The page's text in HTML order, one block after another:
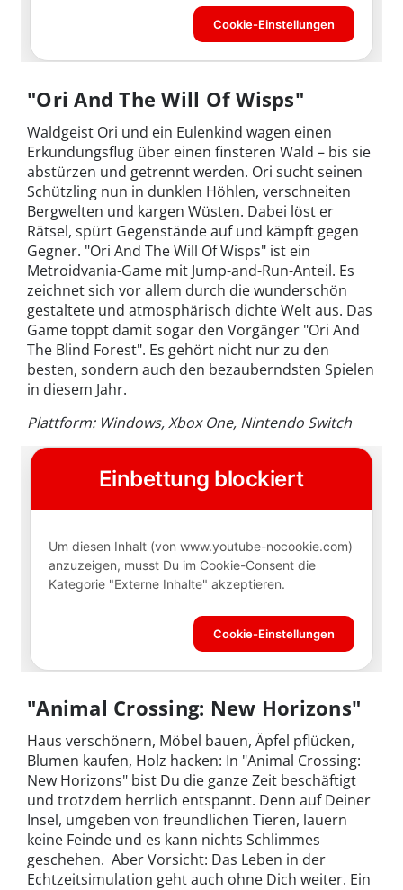
"Ori And The Will Of Wisps"
Waldgeist Ori und ein Eulenkind wagen einen
Erkundungsflug über einen finsteren Wald – bis sie
abstürzen und getrennt werden. Ori sucht seinen
Schützling nun in dunklen Höhlen, verschneiten
Bergwelten und kargen Wüsten. Dabei löst er
Rätsel, spürt Gegenstände auf und kämpft gegen
Gegner. "Ori And The Will Of Wisps" ist ein
Metroidvania-Game mit Jump-and-Run-Anteil. Es
zeichnet sich vor allem durch die wunderschön
gestaltete und atmosphärisch dichte Welt aus. Das
Game toppt damit sogar den Vorgänger "Ori And
The Blind Forest". Es gehört nicht nur zu den
besten, sondern auch den bezauberndsten Spielen
in diesem Jahr.
Plattform: Windows, Xbox One, Nintendo Switch
"Animal Crossing: New Horizons"
Haus verschönern, Möbel bauen, Äpfel pflücken,
Blumen kaufen, Holz hacken: In "Animal Crossing:
New Horizons" bist Du die ganze Zeit beschäftigt
und trotzdem herrlich entspannt. Denn auf Deiner
Insel, umgeben von freundlichen Tieren, lauern
keine Feinde und es kann nichts Schlimmes
geschehen. Aber Vorsicht: Das Leben in der
Echtzeitsimulation geht auch ohne Dich weiter. Ein